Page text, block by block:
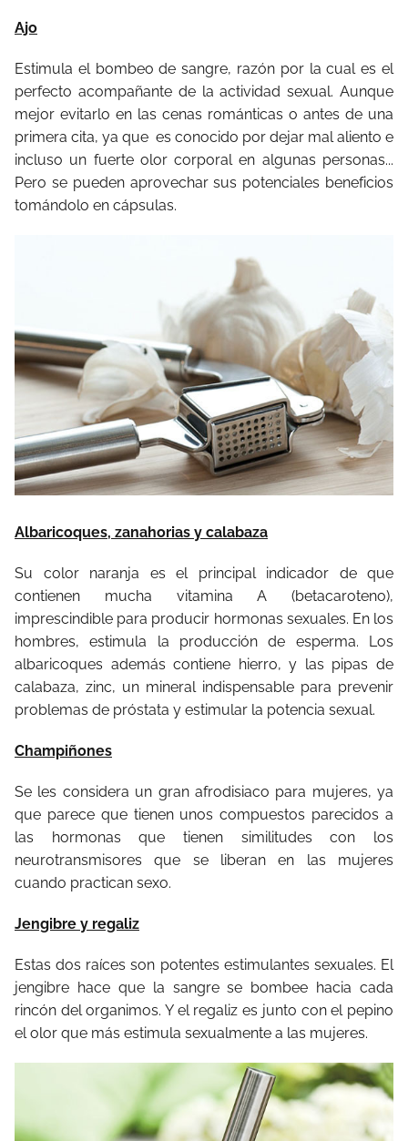
Ajo
Estimula el bombeo de sangre, razón por la cual es el
perfecto acompañante de la actividad sexual. Aunque
mejor evitarlo en las cenas románticas o antes de una
primera cita, ya que es conocido por dejar mal aliento e
incluso un fuerte olor corporal en algunas personas...
Pero se pueden aprovechar sus potenciales beneficios
tomándolo en cápsulas.
Albaricoques, zanahorias y calabaza
Su color naranja es el principal indicador de que
contienen mucha vitamina A (betacaroteno),
imprescindible para producir hormonas sexuales. En los
hombres, estimula la producción de esperma. Los
albaricoques además contiene hierro, y las pipas de
calabaza, zinc, un mineral indispensable para prevenir
problemas de próstata y estimular la potencia sexual.
Champiñones
Se les considera un gran afrodisiaco para mujeres, ya
que parece que tienen unos compuestos parecidos a
las hormonas que tienen similitudes con los
neurotransmisores que se liberan en las mujeres
cuando practican sexo.
Jengibre y regaliz
Estas dos raíces son potentes estimulantes sexuales. El
jengibre hace que la sangre se bombee hacia cada
rincón del organimos. Y el regaliz es junto con el pepino
el olor que más estimula sexualmente a las mujeres.